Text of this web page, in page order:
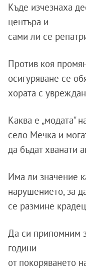
Къде изчезнаха
центъра и
сами ли се
Против коя
осигуряване се
хората с
Каква е „модата"
село Мечка и
да бъдат хванати
Има ли значение
нарушението, за
се размине
Да си припомним
години
от покоряването